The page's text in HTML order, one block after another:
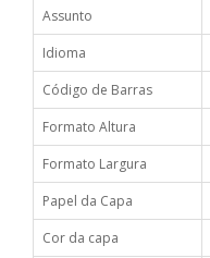
Assunto
Idioma
Código de Barras
Formato Altura
Formato Largura
Papel da Capa
Cor da capa